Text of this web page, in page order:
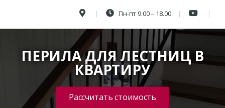
Пн-пт 9.00 – 18.00
ПЕРИЛА ДЛЯ ЛЕСТНИЦ В
КВАРТИРУ
Рассчитать стоимость